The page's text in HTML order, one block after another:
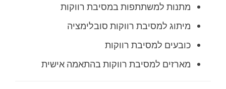
מתנות למשתתפות במסיבת רווקות
מיתוג למסיבת רווקות סובלימציה
כובעים למסיבת רווקות
מארזים למסיבת רווקות בהתאמה אישית